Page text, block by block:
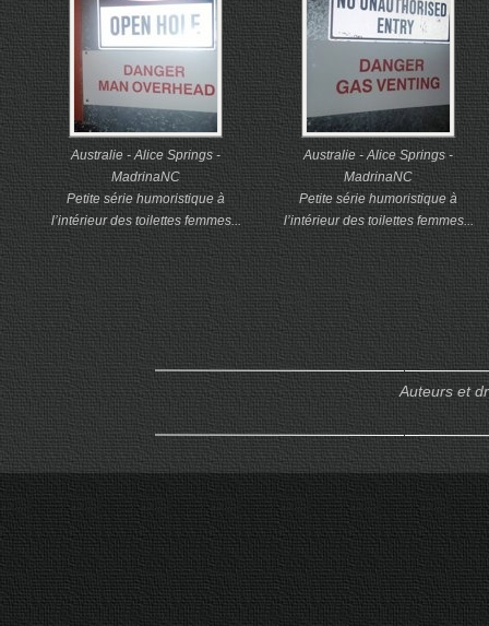
Australie - Alice Springs -
MadrinaNC
Petite série humoristique à
l’intérieur des toilettes femmes...
Australie - Alice Springs -
MadrinaNC
Petite série humoristique à
l’intérieur des toilettes femmes...
Auteurs et